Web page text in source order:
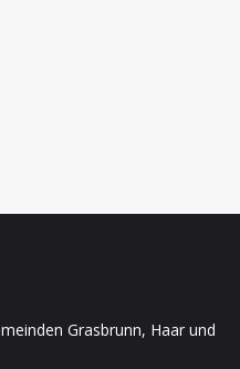
Grasbrunn, Haar und